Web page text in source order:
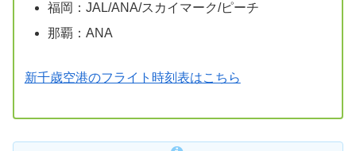
福岡：JAL/ANA/スカイマーク/ピーチ
那覇：ANA
新千歳空港のフライト時刻表はこちら